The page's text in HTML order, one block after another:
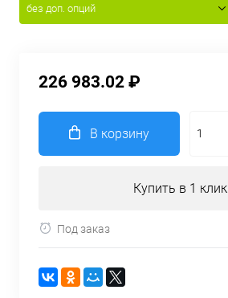
без доп. опций
226 983.02 ₽
В корзину
Купить в 1 клик
Под заказ